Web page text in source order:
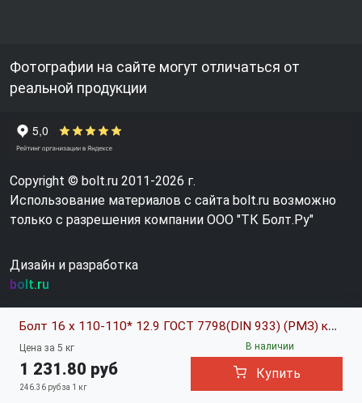
Болт 16 х 110-110* 12.9 ГОСТ 7798(DIN 933) (РМЗ) код позиции 0652115
Цена за 5 кг
1 231.80 руб
246.36 руб за 1 кг
В наличии
Купить
Фотографии на сайте могут отличаться от
реальной продукции
Copyright © bolt.ru 2011-2026 г.
Использование материалов с сайта bolt.ru возможно
только с разрешения компании ООО "ТК Болт.Ру"
Дизайн и разработка
bolt.ru